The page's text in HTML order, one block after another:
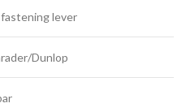
lever
Dunlop